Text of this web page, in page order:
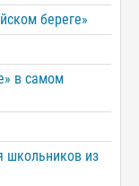
береге»
в самом
школьников из